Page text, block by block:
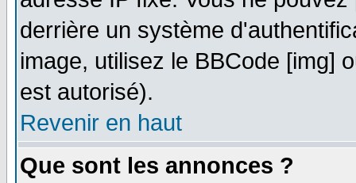
derrière un système
image, utilisez le BBCode [img]
est autorisé).
Revenir en haut
Que sont les annonces ?